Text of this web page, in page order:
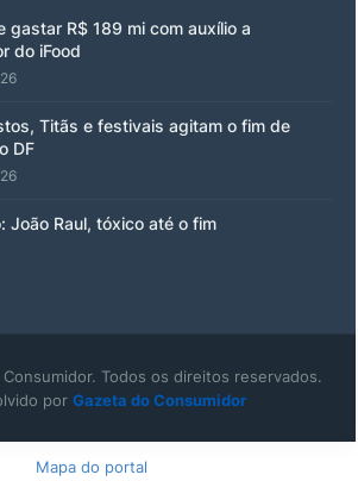
gastar R$ 189 mi com auxílio a
do iFood
Titãs e festivais agitam o fim de
DF
João Raul, tóxico até o fim
Todos os direitos reservados.
por Gazeta do Consumidor
Mapa do portal